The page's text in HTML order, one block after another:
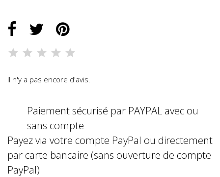
Il n'y a pas encore d'avis.
Paiement sécurisé par PAYPAL avec ou
sans compte
Payez via votre compte PayPal ou directement
par carte bancaire (sans ouverture de compte
PayPal)